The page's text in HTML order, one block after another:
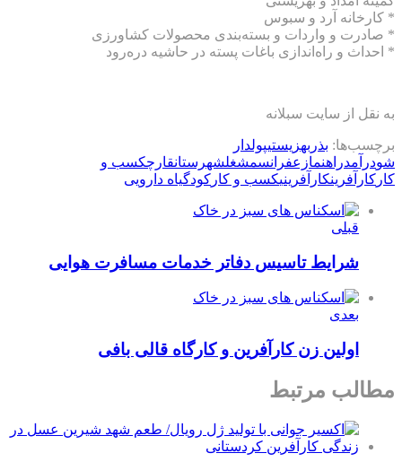
* کارخانه آرد و سبوس
* صادرت و واردات و بسته‌بندی محصولات کشاورزی
* احداث و راه‌اندازی باغات پسته در حاشیه دره‌رود
به نقل از سایت سبلانه
برچسب‌ها: بذر بهزیستیپولدار
شودرآمدراهنمازعفرانسمشغلشهرستانقارچكسب و
كار کارآفرینکارآفرینیکسب و کار کودگیاه دارویی
قبلی
شرایط تاسیس دفاتر خدمات مسافرت هوایی
بعدی
اولین زن کارآفرین و کارگاه قالی بافی
مطالب مرتبط